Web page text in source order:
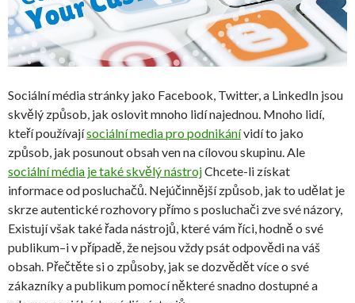
Sociální média stránky jako Facebook, Twitter, a LinkedIn jsou
skvělý způsob, jak oslovit mnoho lidí najednou. Mnoho lidí,
kteří používajísociální media pro podnikánívidí to jako
způsob, jak posunout obsah ven na cílovou skupinu. Ale
sociální média je také skvělý nástrojChcete-li získat
informace od posluchačů. Nejúčinnější způsob, jak to udělat je
skrze autentické rozhovory přímo s posluchači zve své názory,
Existují však také řada nástrojů, které vám říci, hodně o své
publikum–i v případě, že nejsou vždy psát odpovědi na váš
obsah. Přečtěte si o způsoby, jak se dozvědět více o své
zákazníky a publikum pomocí některé snadno dostupné a